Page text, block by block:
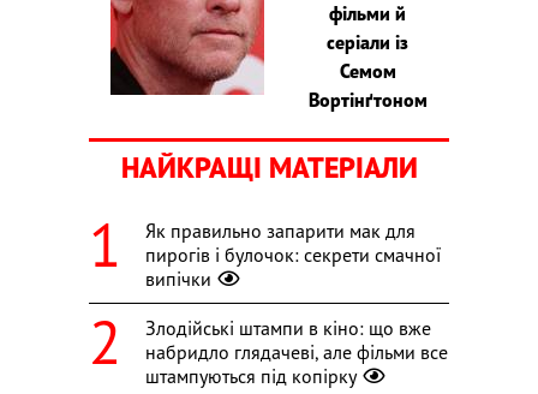
фільми й
серіали із
Семом
Вортінґтоном
НАЙКРАЩІ МАТЕРІАЛИ
Як правильно запарити мак для
пирогів і булочок: секрети смачної
випічки
Злодійські штампи в кіно: що вже
набридло глядачеві, але фільми все
штампуються під копірку